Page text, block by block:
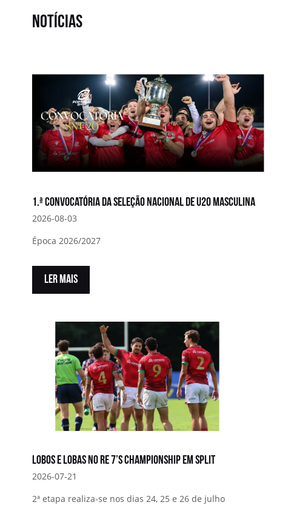
notícias
1.ª convocatória da Seleção Nacional de U20 Masculina
2026-08-03
Época 2026/2027
LER MAIS
Lobos e Lobas no RE 7’s Championship em Split
2026-07-21
2ª etapa realiza-se nos dias 24, 25 e 26 de julho